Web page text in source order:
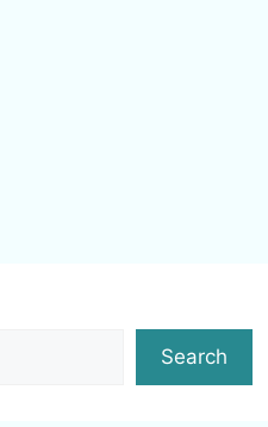
Search